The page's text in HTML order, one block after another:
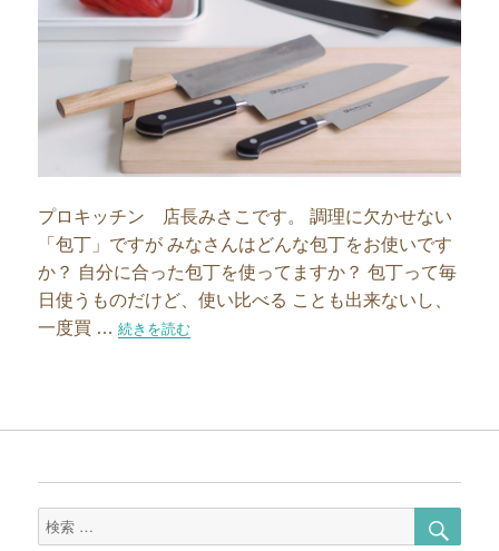
プロキッチン 店長みさこです。 調理に欠かせない
「包丁」ですが みなさんはどんな包丁をお使いです
か？ 自分に合った包丁を使ってますか？ 包丁って毎
日使うものだけど、使い比べる ことも出来ないし、
一度買 …“包丁について語ります！”の
続きを読む
検
索
索